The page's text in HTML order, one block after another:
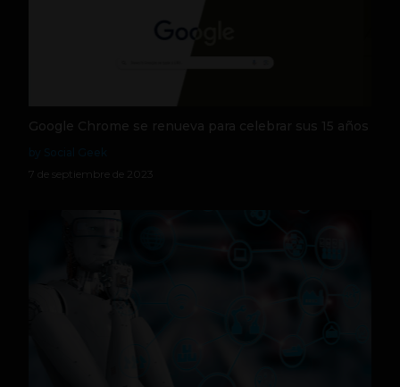
Google Chrome se renueva para celebrar sus 15 años
7 de septiembre de 2023